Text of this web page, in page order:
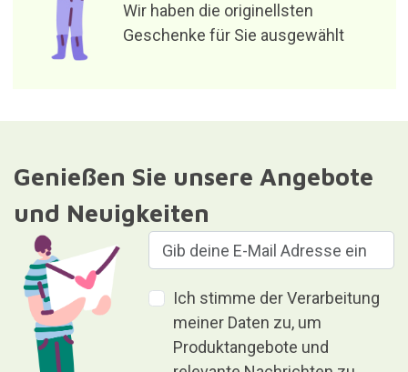
Wir haben die originellsten
Geschenke für Sie ausgewählt
Genießen Sie unsere Angebote
und Neuigkeiten
Ich stimme der Verarbeitung
meiner Daten zu, um
Produktangebote und